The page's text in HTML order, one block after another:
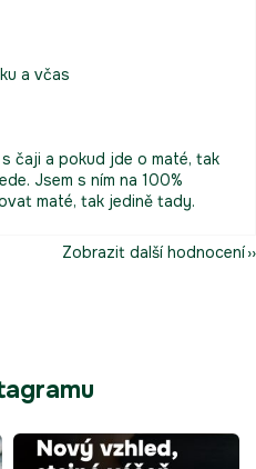
a včas
čaji a pokud jde o maté, tak
Jsem s ním na 100%
maté, tak jedině tady.
Zobrazit další hodnocení